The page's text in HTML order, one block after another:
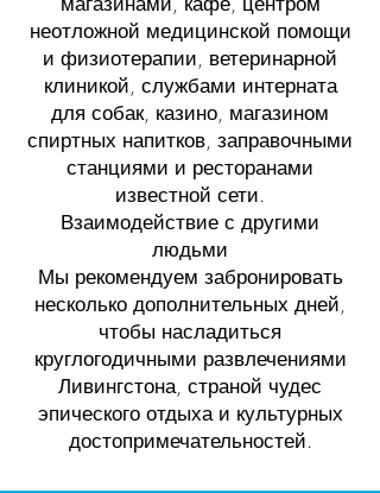
неотложной медицинской помощи
и физиотерапии, ветеринарной
клиникой, службами интерната
для собак, казино, магазином
спиртных напитков, заправочными
станциями и ресторанами
известной сети.
Взаимодействие с другими
людьми
Мы рекомендуем забронировать
несколько дополнительных дней,
чтобы насладиться
круглогодичными развлечениями
Ливингстона, страной чудес
эпического отдыха и культурных
достопримечательностей.